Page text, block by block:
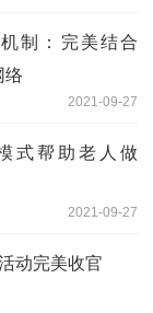
制：完美结合
络
2021-09-27
式帮助老人做
2021-09-27
动完美收官